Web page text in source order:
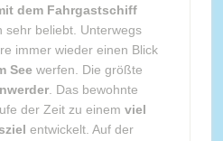
dem Fahrgastschiff
sehr beliebt. Unterwegs
immer wieder einen Blick
See werfen. Die größte
. Das bewohnte
der Zeit zu einem viel
entwickelt. Auf der